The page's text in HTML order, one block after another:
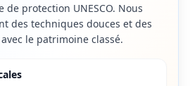
protection UNESCO. Nous
des techniques douces et des
le patrimoine classé.